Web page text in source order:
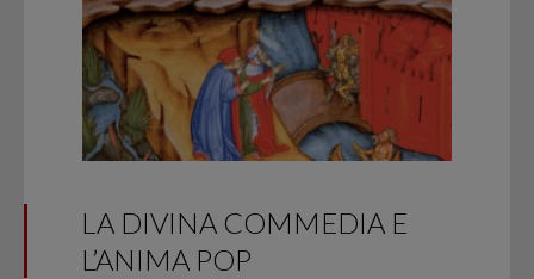
LA DIVINA COMMEDIA E
L’ANIMA POP